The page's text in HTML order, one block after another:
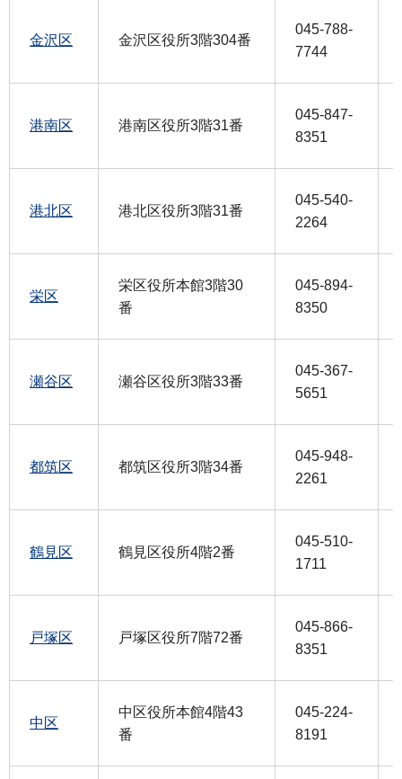
金沢区 金沢区役所3階304番
045-788-
7744
港南区 港南区役所3階31番
045-847-
8351
港北区 港北区役所3階31番
045-540-
2264
栄区
栄区役所本館3階30
番
045-894-
8350
瀬谷区 瀬谷区役所3階33番
045-367-
5651
都筑区 都筑区役所3階34番
045-948-
2261
鶴見区 鶴見区役所4階2番
045-510-
1711
戸塚区 戸塚区役所7階72番
045-866-
8351
中区
中区役所本館4階43
番
045-224-
8191